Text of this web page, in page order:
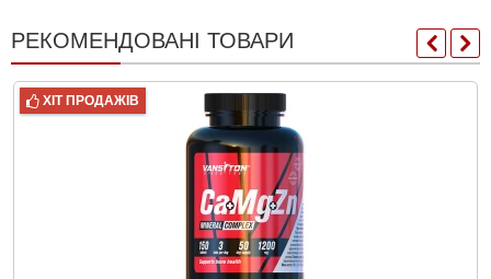
РЕКОМЕНДОВАНІ ТОВАРИ
ХІТ ПРОДАЖІВ